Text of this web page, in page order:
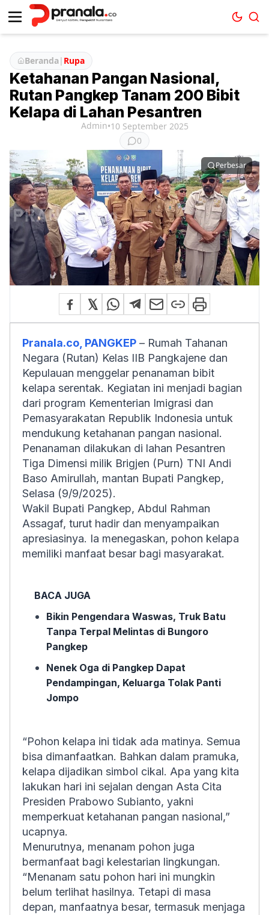
Beranda| Rupa
Ketahanan Pangan Nasional,
Rutan Pangkep Tanam 200 Bibit
Kelapa di Lahan Pesantren
Admin•10 September 2025
0
Perbesar
Pranala.co, PANGKEP – Rumah Tahanan
Negara (Rutan) Kelas IIB Pangkajene dan
Kepulauan menggelar penanaman bibit
kelapa serentak. Kegiatan ini menjadi bagian
dari program Kementerian Imigrasi dan
Pemasyarakatan Republik Indonesia untuk
mendukung ketahanan pangan nasional.
Penanaman dilakukan di lahan Pesantren
Tiga Dimensi milik Brigjen (Purn) TNI Andi
Baso Amirullah, mantan Bupati Pangkep,
Selasa (9/9/2025).
Wakil Bupati Pangkep, Abdul Rahman
Assagaf, turut hadir dan menyampaikan
apresiasinya. Ia menegaskan, pohon kelapa
memiliki manfaat besar bagi masyarakat.
BACA JUGA
Bikin Pengendara Waswas, Truk Batu
Tanpa Terpal Melintas di Bungoro
Pangkep
Nenek Oga di Pangkep Dapat
Pendampingan, Keluarga Tolak Panti
Jompo
“Pohon kelapa ini tidak ada matinya. Semua
bisa dimanfaatkan. Bahkan dalam pramuka,
kelapa dijadikan simbol cikal. Apa yang kita
lakukan hari ini sejalan dengan Asta Cita
Presiden Prabowo Subianto, yakni
memperkuat ketahanan pangan nasional,”
ucapnya.
Menurutnya, menanam pohon juga
bermanfaat bagi kelestarian lingkungan.
“Menanam satu pohon hari ini mungkin
belum terlihat hasilnya. Tetapi di masa
depan, manfaatnya besar, termasuk menjaga